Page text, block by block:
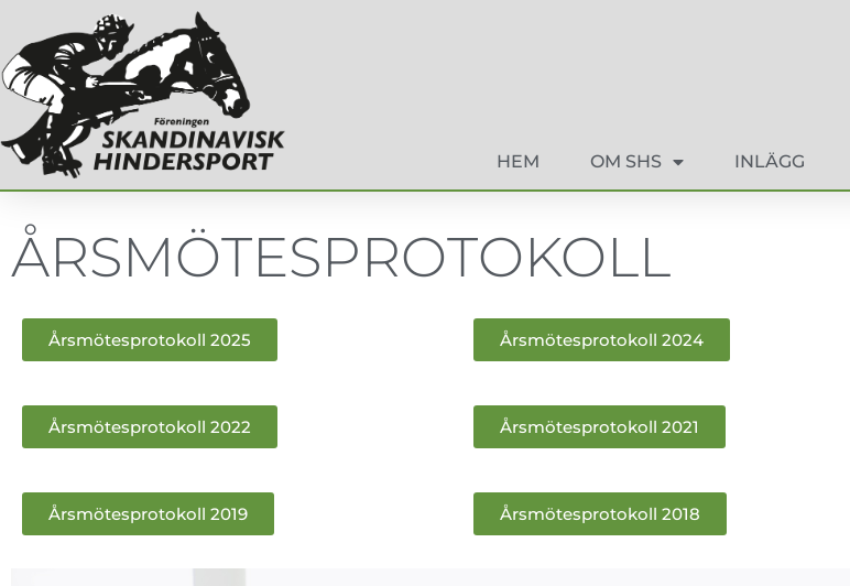
HEM OM SHS INLÄGG
ÅRSMÖTESPROTOKOLL
Årsmötesprotokoll 2025 Årsmötesprotokoll 2024
Årsmötesprotokoll 2022 Årsmötesprotokoll 2021
Årsmötesprotokoll 2019 Årsmötesprotokoll 2018